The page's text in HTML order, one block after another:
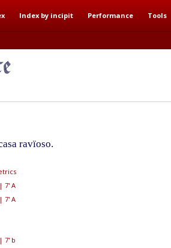
Index by incipit Performance Tools
ravïoso.
7' A
7' A
7' b